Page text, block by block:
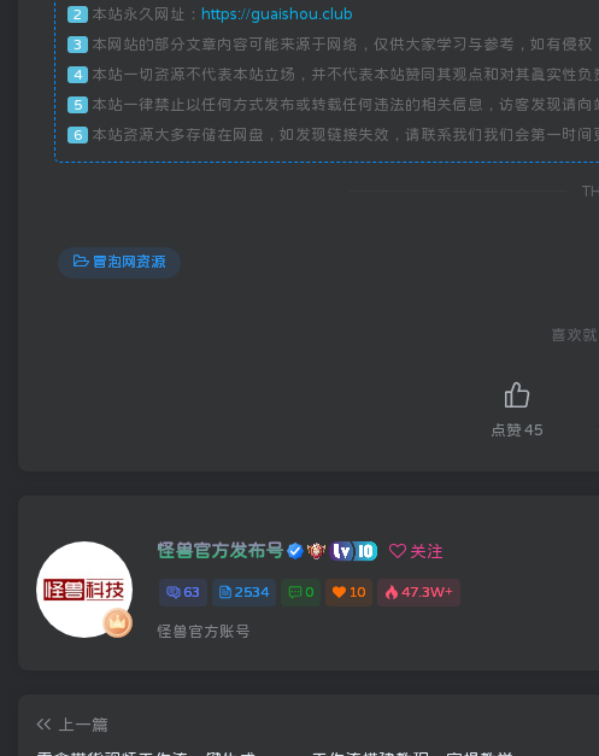
2 本站永久网址： https://guaishou.club
3 本网站的部分文章内容可能来源于网络，仅供大家学习与参考，如有侵权
4 本站一切资源不代表本站立场，并不代表本站赞同其观点和对其真实性负
5 本站一律禁止以任何方式发布或转载任何违法的相关信息，访客发现请向
6 本站资源大多存储在网盘，如发现链接失效，请联系我们我们会第一时间
冒泡网资源
喜欢
点赞 45
怪兽官方发布号 关注
63 2534 0 10 47.3W+
怪兽官方账号
上一篇